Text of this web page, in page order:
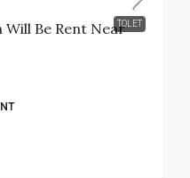
TOLET
Will Be Rent Near